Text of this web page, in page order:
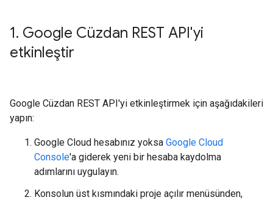
1. Google Cüzdan REST API'yi
etkinleştir
Google Cüzdan REST API'yi etkinleştirmek için aşağıdakileri
yapın:
Google Cloud hesabınız yoksa Google Cloud
Console'a giderek yeni bir hesaba kaydolma
adımlarını uygulayın.
Konsolun üst kısmındaki proje açılır menüsünden,